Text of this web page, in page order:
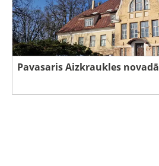
Pavasaris Aizkraukles novadā